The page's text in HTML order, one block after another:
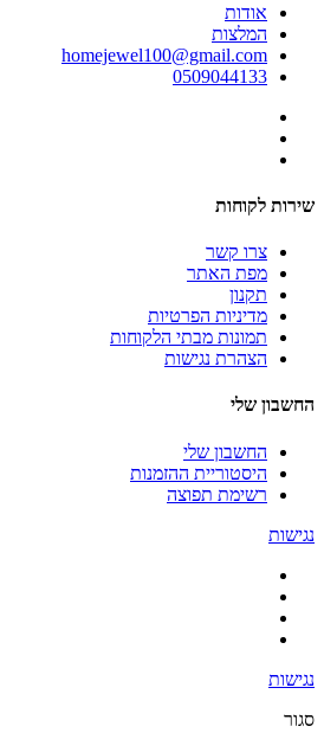
אודות
המלצות
homejewel100@gmail.com
0509044133
שירות לקוחות
צרו קשר
מפת האתר
תקנון
מדיניות הפרטיות
תמונות מבתי הלקוחות
הצהרת נגישות
החשבון שלי
החשבון שלי
היסטוריית ההזמנות
רשימת תפוצה
נגישות
נגישות
סגור